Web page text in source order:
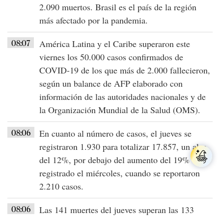
2.090 muertos. Brasil es el país de la región
más afectado por la pandemia.
08:07
América Latina y el Caribe superaron este
viernes los 50.000 casos confirmados de
COVID-19 de los que más de 2.000 fallecieron,
según un balance de AFP elaborado con
información de las autoridades nacionales y de
la Organización Mundial de la Salud (OMS).
08:06
En cuanto al número de casos, el jueves se
registraron 1.930 para totalizar 17.857, un alza
del 12%, por debajo del aumento del 19%
registrado el miércoles, cuando se reportaron
2.210 casos.
08:06
Las 141 muertes del jueves superan las 133